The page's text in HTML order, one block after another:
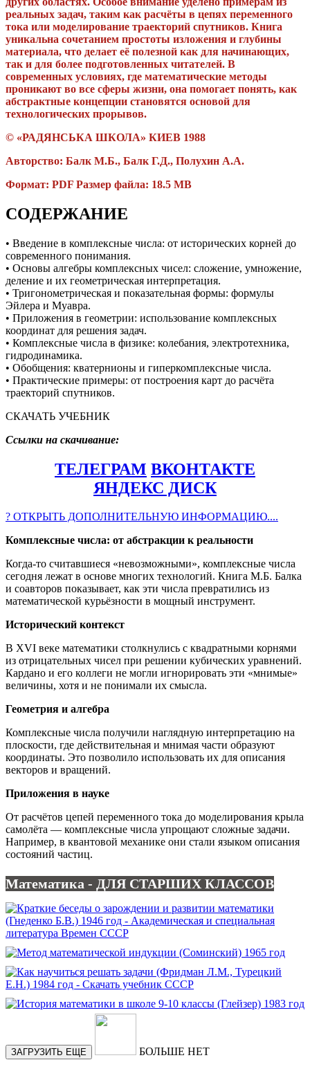
реальных задач, таким как расчёты в цепях переменного
тока или моделирование траекторий спутников. Книга
уникальна сочетанием простоты изложения и глубины
материала, что делает её полезной как для начинающих,
так и для более подготовленных читателей. В
современных условиях, где математические методы
проникают во все сферы жизни, она помогает понять, как
абстрактные концепции становятся основой для
технологических прорывов.
© «РАДЯНСЬКА ШКОЛА» КИЕВ 1988
Авторство: Балк М.Б., Балк Г.Д., Полухин А.А.
Формат: PDF Размер файла: 18.5 MB
СОДЕРЖАНИЕ
• Введение в комплексные числа: от исторических корней до
современного понимания.
• Основы алгебры комплексных чисел: сложение, умножение,
деление и их геометрическая интерпретация.
• Тригонометрическая и показательная формы: формулы
Эйлера и Муавра.
• Приложения в геометрии: использование комплексных
координат для решения задач.
• Комплексные числа в физике: колебания, электротехника,
гидродинамика.
• Обобщения: кватернионы и гиперкомплексные числа.
• Практические примеры: от построения карт до расчёта
траекторий спутников.
СКАЧАТЬ УЧЕБНИК
Ссылки на скачивание:
ТЕЛЕГРАМ ВКОНТАКТЕ
ЯНДЕКС ДИСК
? ОТКРЫТЬ ДОПОЛНИТЕЛЬНУЮ ИНФОРМАЦИЮ....
Комплексные числа: от абстракции к реальности
Когда-то считавшиеся «невозможными», комплексные числа
сегодня лежат в основе многих технологий. Книга М.Б. Балка
и соавторов показывает, как эти числа превратились из
математической курьёзности в мощный инструмент.
Исторический контекст
В XVI веке математики столкнулись с квадратными корнями
из отрицательных чисел при решении кубических уравнений.
Кардано и его коллеги не могли игнорировать эти «мнимые»
величины, хотя и не понимали их смысла.
Геометрия и алгебра
Комплексные числа получили наглядную интерпретацию на
плоскости, где действительная и мнимая части образуют
координаты. Это позволило использовать их для описания
векторов и вращений.
Приложения в науке
От расчётов цепей переменного тока до моделирования крыла
самолёта — комплексные числа упрощают сложные задачи.
Например, в квантовой механике они стали языком описания
состояний частиц.
Математика - ДЛЯ СТАРШИХ КЛАССОВ
ЗАГРУЗИТЬ ЕЩЕ БОЛЬШЕ НЕТ